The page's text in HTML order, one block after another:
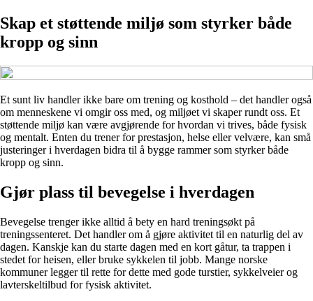
Skap et støttende miljø som styrker både
kropp og sinn
Et sunt liv handler ikke bare om trening og kosthold – det handler også
om menneskene vi omgir oss med, og miljøet vi skaper rundt oss. Et
støttende miljø kan være avgjørende for hvordan vi trives, både fysisk
og mentalt. Enten du trener for prestasjon, helse eller velvære, kan små
justeringer i hverdagen bidra til å bygge rammer som styrker både
kropp og sinn.
Gjør plass til bevegelse i hverdagen
Bevegelse trenger ikke alltid å bety en hard treningsøkt på
treningssenteret. Det handler om å gjøre aktivitet til en naturlig del av
dagen. Kanskje kan du starte dagen med en kort gåtur, ta trappen i
stedet for heisen, eller bruke sykkelen til jobb. Mange norske
kommuner legger til rette for dette med gode turstier, sykkelveier og
lavterskeltilbud for fysisk aktivitet.